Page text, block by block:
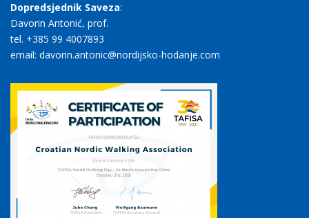
Dopredsjednik Saveza:
Davorin Antonić, prof.
tel. +385 99 4007893
email: davorin.antonic@nordijsko-hodanje.com